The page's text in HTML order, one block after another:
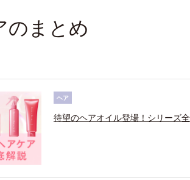
のまとめ
ヘア
待望のヘアオイル登場！シリーズ